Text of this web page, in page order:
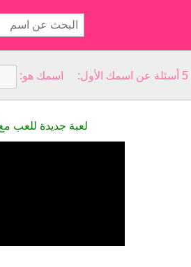
لعبة جديدة للعب